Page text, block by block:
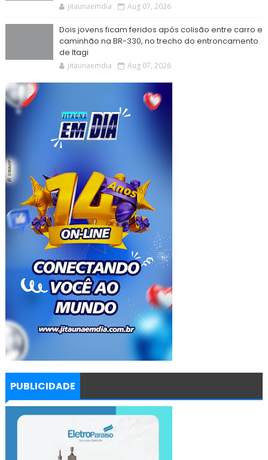
jitaunaemdia Aug 07, 2026
Dois jovens ficam feridos após colisão entre carro e
caminhão na BR-330, no trecho do entroncamento
de Itagi
jitaunaemdia Aug 07, 2026
PUBLICIDADE